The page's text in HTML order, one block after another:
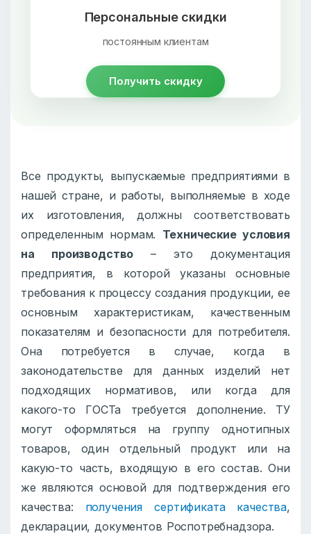
Персональные скидки
постоянным клиентам
Получить скидку
Все продукты, выпускаемые предприятиями в
нашей стране, и работы, выполняемые в ходе
их изготовления, должны соответствовать
определенным нормам. Технические условия
на производство – это документация
предприятия, в которой указаны основные
требования к процессу создания продукции, ее
основным характеристикам, качественным
показателям и безопасности для потребителя.
Она потребуется в случае, когда в
законодательстве для данных изделий нет
подходящих нормативов, или когда для
какого-то ГОСТа требуется дополнение. ТУ
могут оформляться на группу однотипных
товаров, один отдельный продукт или на
какую-то часть, входящую в его состав. Они
же являются основой для подтверждения его
качества: получения сертификата качества,
декларации, документов Роспотребнадзора.